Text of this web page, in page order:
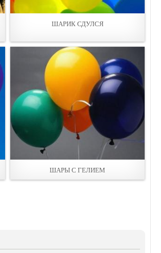
ШАРИК СДУЛСЯ
ШАРЫ С ГЕЛИЕМ